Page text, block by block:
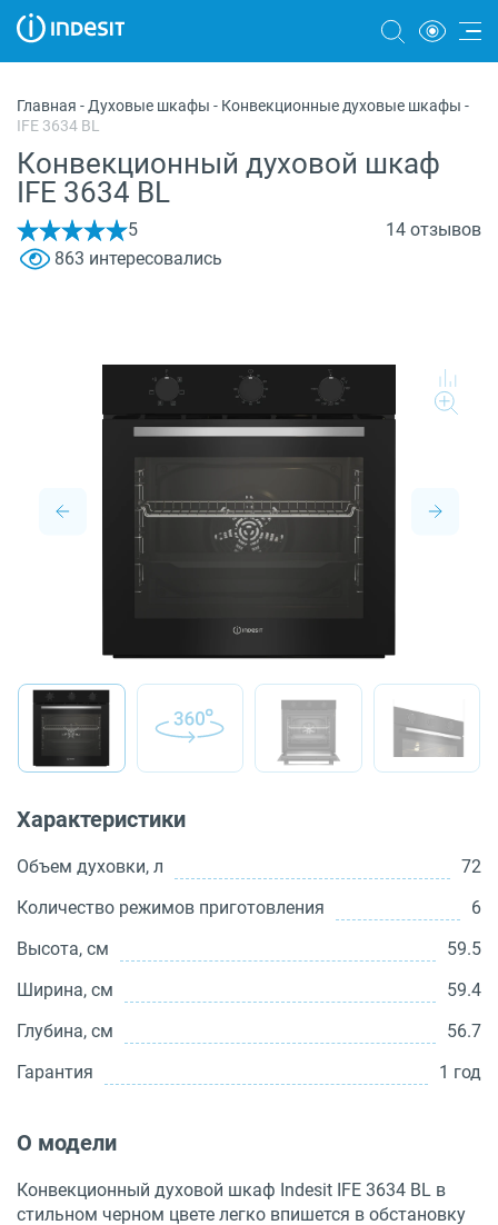
Морозильные камеры
Стиральные и сушильные машины
Посудомоечные машины
Плиты
Варочные панели
О бренде
Главная - Духовые шкафы - Конвекционные духовые шкафы -
IFE 3634 BL
Конвекционный духовой шкаф
IFE 3634 BL
5
14 отзывов
863 интересовались
Характеристики
Объем духовки, л
72
Количество режимов приготовления
6
Высота, см
59.5
Ширина, см
59.4
Глубина, см
56.7
Гарантия
1 год
О модели
Конвекционный духовой шкаф Indesit IFE 3634 BL в
стильном черном цвете легко впишется в обстановку